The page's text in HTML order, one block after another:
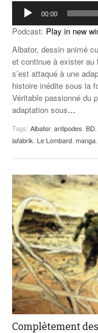
Lecteur
audio
00:00
Podcast: Play in new
Albator, dessin animé
et continue à exister au
s’est attaqué à une
histoire inédite sous la
Véritable passionné du
adaptation sous…
Tags: Albator, antipodes, BD,
lafabrik, Le Lombard, manga,
Complètement